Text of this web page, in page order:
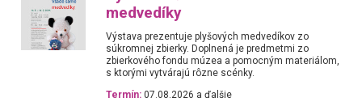
medvedíky
Výstava prezentuje plyšových medvedíkov zo
súkromnej zbierky. Doplnená je predmetmi zo
zbierkového fondu múzea a pomocným materiálom,
s ktorými vytvárajú rôzne scénky.
Termín: 07.08.2026 a ďalšie